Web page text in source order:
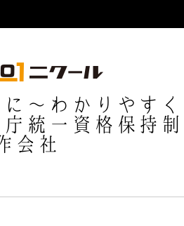
〜わかりやすく
統一資格保持制
会社